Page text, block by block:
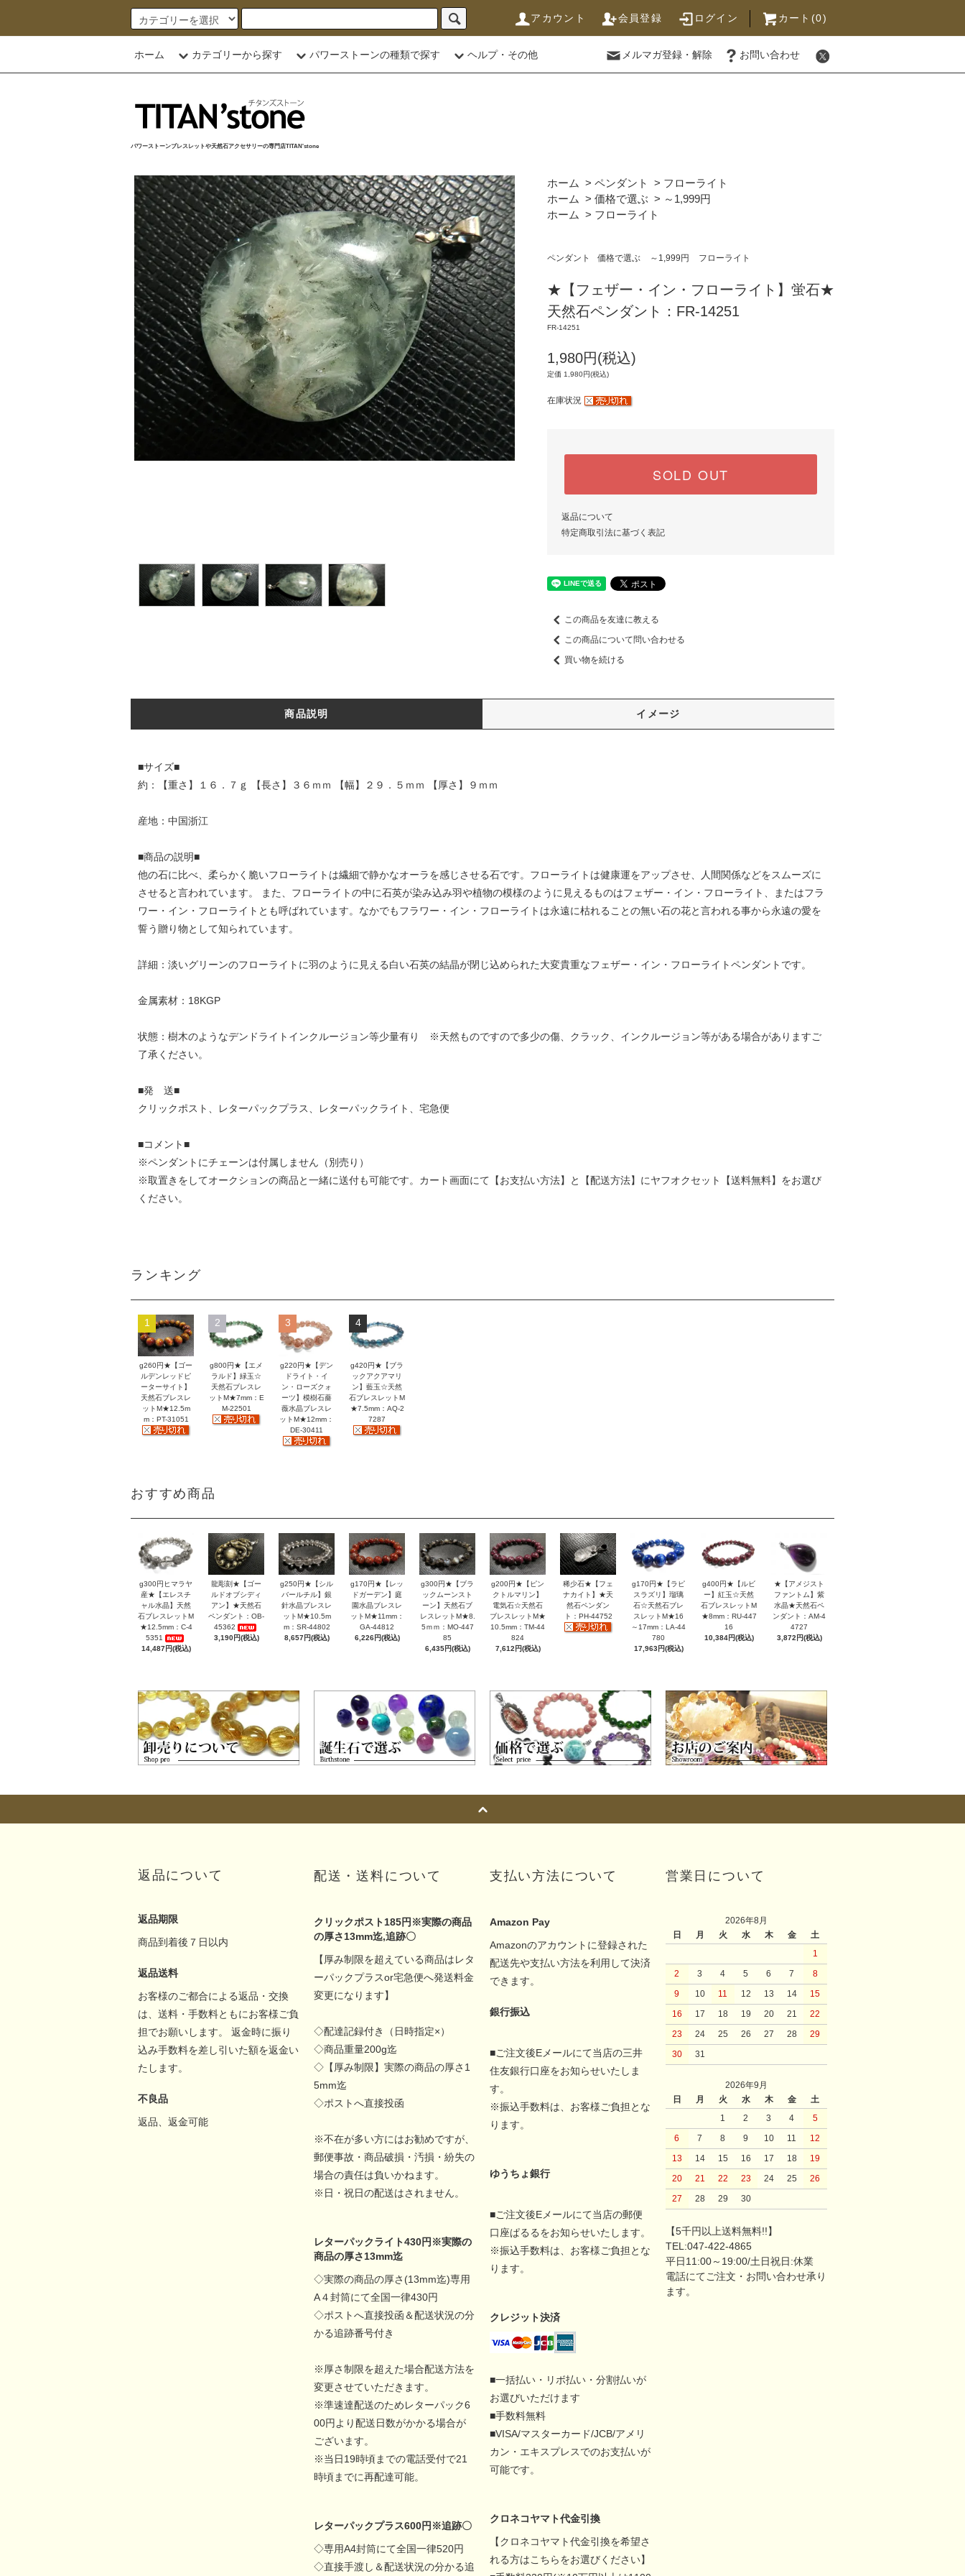
アカウント 会員登録 ログイン カート(0)
ホーム カテゴリーから探す パワーストーンの種類で探す ヘルプ・その他 メルマガ登録・解除 お問い合わせ
パワーストーンブレスレットや天然石アクセサリーの専門店TITAN'stone
ホーム > ペンダント > フローライト
ホーム > 価格で選ぶ > ～1,999円
ホーム > フローライト
ペンダント 価格で選ぶ ～1,999円 フローライト
★【フェザー・イン・フローライト】蛍石★
天然石ペンダント：FR-14251
FR-14251
1,980円(税込)
定価 1,980円(税込)
在庫状況
SOLD OUT
返品について
特定商取引法に基づく表記
この商品を友達に教える
この商品について問い合わせる
買い物を続ける
商品説明 イメージ
■サイズ■
約：【重さ】１６．７ｇ 【長さ】３６ｍｍ 【幅】２９．５ｍｍ 【厚さ】９ｍｍ
産地：中国浙江
■商品の説明■
他の石に比べ、柔らかく脆いフローライトは繊細で静かなオーラを感じさせる石です。フローライトは健康運をアップさせ、人間関係などをスムーズに
させると言われています。 また、フローライトの中に石英が染み込み羽や植物の模様のように見えるものはフェザー・イン・フローライト、またはフラ
ワー・イン・フローライトとも呼ばれています。なかでもフラワー・イン・フローライトは永遠に枯れることの無い石の花と言われる事から永遠の愛を
誓う贈り物として知られています。
詳細：淡いグリーンのフローライトに羽のように見える白い石英の結晶が閉じ込められた大変貴重なフェザー・イン・フローライトペンダントです。
金属素材：18KGP
状態：樹木のようなデンドライトインクルージョン等少量有り ※天然ものですので多少の傷、クラック、インクルージョン等がある場合がありますご
了承ください。
■発 送■
クリックポスト、レターパックプラス、レターパックライト、宅急便
■コメント■
※ペンダントにチェーンは付属しません（別売り）
※取置きをしてオークションの商品と一緒に送付も可能です。カート画面にて【お支払い方法】と【配送方法】にヤフオクセット【送料無料】をお選び
ください。
ランキング
1
g260円★【ゴー
ルデンレッドピ
ーターサイト】
天然石ブレスレ
ットM★12.5m
m：PT-31051
2
g800円★【エメ
ラルド】緑玉☆
天然石ブレスレ
ットM★7mm：E
M-22501
3
g220円★【デン
ドライト・イ
ン・ローズクォ
ーツ】模樹石薔
薇水晶ブレスレ
ットM★12mm：
DE-30411
4
g420円★【ブラ
ックアクアマリ
ン】藍玉☆天然
石ブレスレットM
★7.5mm：AQ-2
7287
おすすめ商品
g300円ヒマラヤ
産★【エレスチ
ャル水晶】天然
石ブレスレットM
★12.5mm：C-4
5351
14,487円(税込)
龍彫刻★【ゴー
ルドオブシディ
アン】★天然石
ペンダント：OB-
45362
3,190円(税込)
g250円★【シル
バールチル】銀
針水晶ブレスレ
ットM★10.5m
m：SR-44802
8,657円(税込)
g170円★【レッ
ドガーデン】庭
園水晶ブレスレ
ットM★11mm：
GA-44812
6,226円(税込)
g300円★【ブラ
ックムーンスト
ーン】天然石ブ
レスレットM★8.
5ｍｍ：MO-447
85
6,435円(税込)
g200円★【ピン
クトルマリン】
電気石☆天然石
ブレスレットM★
10.5mm：TM-44
824
7,612円(税込)
稀少石★【フェ
ナカイト】★天
然石ペンダン
ト：PH-44752
g170円★【ラピ
スラズリ】瑠璃
石☆天然石ブレ
スレットM★16
～17mm：LA-44
780
17,963円(税込)
g400円★【ルビ
ー】紅玉☆天然
石ブレスレットM
★8mm：RU-447
16
10,384円(税込)
★【アメジスト
ファントム】紫
水晶★天然石ペ
ンダント：AM-4
4727
3,872円(税込)
返品について
返品期限
商品到着後７日以内
返品送料
お客様のご都合による返品・交換
は、送料・手数料ともにお客様ご負
担でお願いします。 返金時に振り
込み手数料を差し引いた額を返金い
たします。
不良品
返品、返金可能
配送・送料について
クリックポスト185円※実際の商品
の厚さ13mm迄,追跡〇
【厚み制限を超えている商品はレタ
ーパックプラスor宅急便へ発送料金
変更になります】
◇配達記録付き（日時指定×）
◇商品重量200g迄
◇【厚み制限】実際の商品の厚さ1
5mm迄
◇ポストへ直接投函
※不在が多い方にはお勧めですが、
郵便事故・商品破損・汚損・紛失の
場合の責任は負いかねます。
※日・祝日の配送はされません。
レターパックライト430円※実際の
商品の厚さ13mm迄
◇実際の商品の厚さ(13mm迄)専用
A４封筒にて全国一律430円
◇ポストへ直接投函＆配送状況の分
かる追跡番号付き
※厚さ制限を超えた場合配送方法を
変更させていただきます。
※準速達配送のためレターパック6
00円より配送日数がかかる場合が
ございます。
※当日19時頃までの電話受付で21
時頃までに再配達可能。
レターパックプラス600円※追跡〇
◇専用A4封筒にて全国一律520円
◇直接手渡し＆配送状況の分かる追
支払い方法について
Amazon Pay
Amazonのアカウントに登録された
配送先や支払い方法を利用して決済
できます。
銀行振込
■ご注文後Eメールにて当店の三井
住友銀行口座をお知らせいたしま
す。
※振込手数料は、お客様ご負担とな
ります。
ゆうちょ銀行
■ご注文後Eメールにて当店の郵便
口座ぱるるをお知らせいたします。
※振込手数料は、お客様ご負担とな
ります。
クレジット決済
■一括払い・リボ払い・分割払いが
お選びいただけます
■手数料無料
■VISA/マスターカード/JCB/アメリ
カン・エキスプレスでのお支払いが
可能です。
クロネコヤマト代金引換
【クロネコヤマト代金引換を希望さ
れる方はこちらをお選びください】
営業日について
2026年8月
日
月 火 水 木 金
土
1
2
3 4 5 6 7
8
9
10 11 12 13 14
15
16
17 18 19 20 21
22
23
24 25 26 27 28
29
30
31
2026年9月
日
月 火 水 木 金
土
1
2 3 4
5
6
7 8 9 10 11
12
13
14 15 16 17 18
19
20
21 22 23 24 25
26
27
28 29 30
【5千円以上送料無料!!】
TEL:047-422-4865
平日11:00～19:00/土日祝日:休業
電話にてご注文・お問い合わせ承り
ます。